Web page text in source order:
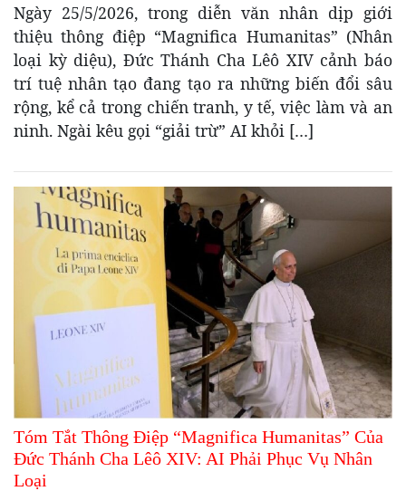
Ngày 25/5/2026, trong diễn văn nhân dịp giới
thiệu thông điệp “Magnifica Humanitas” (Nhân
loại kỳ diệu), Đức Thánh Cha Lêô XIV cảnh báo
trí tuệ nhân tạo đang tạo ra những biến đổi sâu
rộng, kể cả trong chiến tranh, y tế, việc làm và an
ninh. Ngài kêu gọi “giải trừ” AI khỏi […]
Tóm Tắt Thông Điệp “Magnifica Humanitas” Của
Đức Thánh Cha Lêô XIV: AI Phải Phục Vụ Nhân
Loại